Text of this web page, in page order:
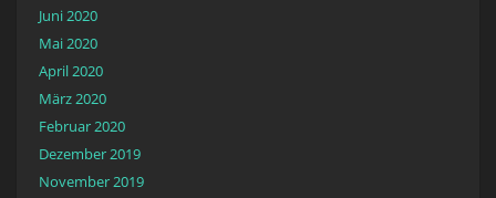
Juni 2020
Mai 2020
April 2020
März 2020
Februar 2020
Dezember 2019
November 2019